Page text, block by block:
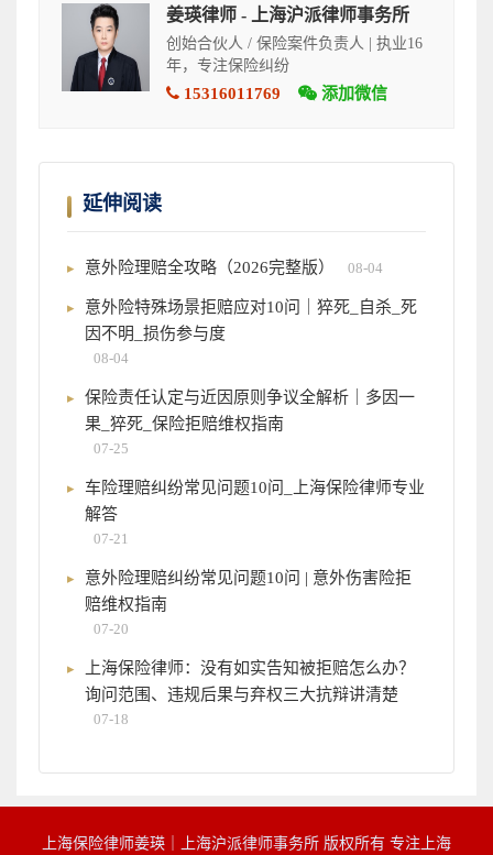
姜瑛律师 - 上海沪派律师事务所
创始合伙人 / 保险案件负责人 | 执业16
年，专注保险纠纷
15316011769 添加微信
延伸阅读
意外险理赔全攻略（2026完整版） 08-04
意外险特殊场景拒赔应对10问｜猝死_自杀_死
因不明_损伤参与度
08-04
保险责任认定与近因原则争议全解析｜多因一
果_猝死_保险拒赔维权指南
07-25
车险理赔纠纷常见问题10问_上海保险律师专业
解答
07-21
意外险理赔纠纷常见问题10问 | 意外伤害险拒
赔维权指南
07-20
上海保险律师：没有如实告知被拒赔怎么办？
询问范围、违规后果与弃权三大抗辩讲清楚
07-18
上海保险律师姜瑛｜上海沪派律师事务所 版权所有 专注上海